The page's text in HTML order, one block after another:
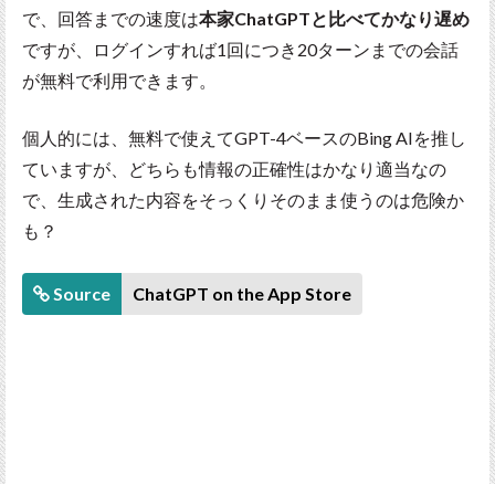
で、回答までの速度は本家ChatGPTと比べてかなり遅め
ですが、ログインすれば1回につき20ターンまでの会話
が無料で利用できます。
個人的には、無料で使えてGPT-4ベースのBing AIを推し
ていますが、どちらも情報の正確性はかなり適当なの
で、生成された内容をそっくりそのまま使うのは危険か
も？
Source ChatGPT on the App Store